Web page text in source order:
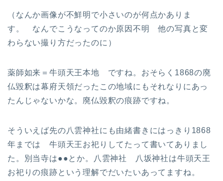
（なんか画像が不鮮明で小さいのが何点かありま
す。 なんでこうなってのか原因不明 他の写真と変
わらない撮り方だったのに）
薬師如来＝牛頭天王本地 ですね。おそらく1868の廃
仏毀釈は幕府天領だったこの地域にもそれなりにあっ
たんじゃないかな。廃仏毀釈の痕跡ですね。
そういえば先の八雲神社にも由緒書きにはっきり1868
年までは 牛頭天王お祀りしてたって書いてありまし
た。別当寺は●●とか。八雲神社 八坂神社は牛頭天王
お祀りの痕跡という理解でだいたいあってますね。